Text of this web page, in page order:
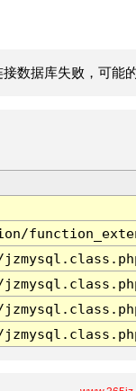
数据库失败，可能